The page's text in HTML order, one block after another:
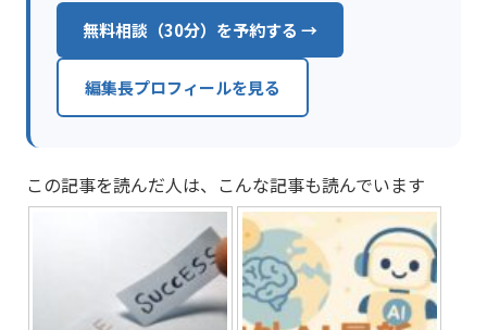
無料相談（30分）を予約する →
編集長プロフィールを見る
この記事を読んだ人は、こんな記事も読んでいます